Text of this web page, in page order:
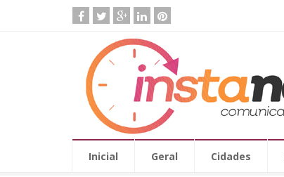
Inicial Geral Cidades